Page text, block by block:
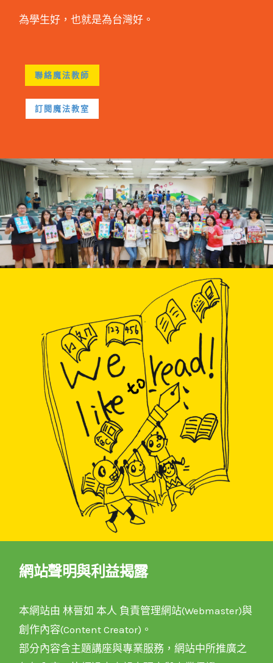
為學生好，也就是為台灣好。
聯絡魔法教師
訂閱魔法教室
網站聲明與利益揭露
本網站由 林晉如 本人 負責管理網站(Webmaster)與
創作內容(Content Creator)。
部分內容含主題講座與專業服務，網站中所推廣之